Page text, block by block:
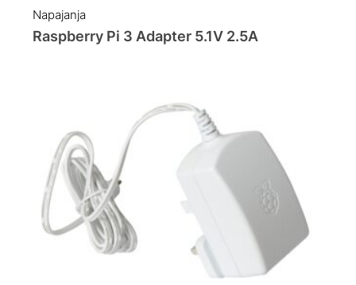
Napajanja
Raspberry Pi 3 Adapter 5.1V 2.5A